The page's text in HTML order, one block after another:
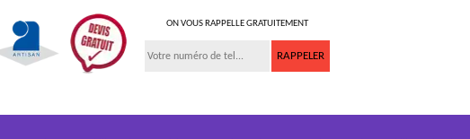
ON VOUS RAPPELLE GRATUITEMENT